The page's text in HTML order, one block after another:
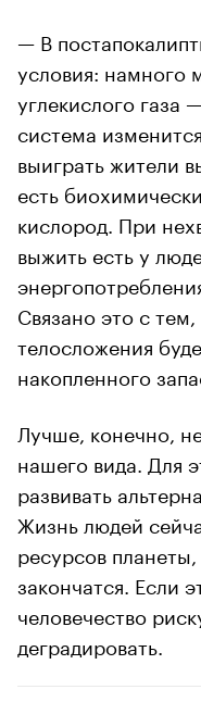
— В
условия: намного
углекислого газа
система
выиграть жители
есть
кислород. При
выжить есть у
Связано это с
телосложения
накопленного
Лучше, конечно,
нашего вида. Для
развивать
Жизнь людей
ресурсов
закончатся. Если
человечество
деградировать.